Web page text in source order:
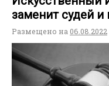
заменит судей и
Размещено на 06.08.2022